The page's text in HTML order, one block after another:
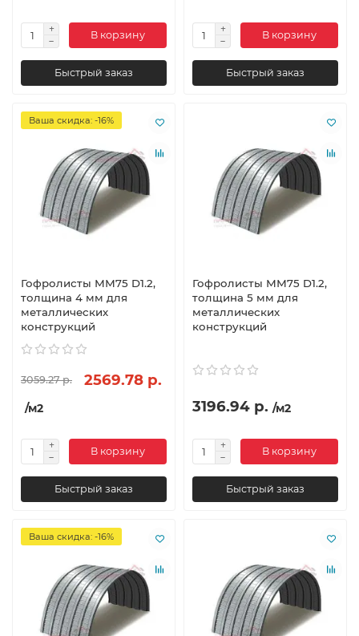
В корзину
Быстрый заказ
В корзину
Быстрый заказ
Ваша скидка: -16%
Гофролисты ММ75 D1.2,
толщина 4 мм для
металлических
конструкций
3059.27 р. 2569.78 р.
/м2
В корзину
Быстрый заказ
Гофролисты ММ75 D1.2,
толщина 5 мм для
металлических
конструкций
3196.94 р. /м2
В корзину
Быстрый заказ
Ваша скидка: -16%